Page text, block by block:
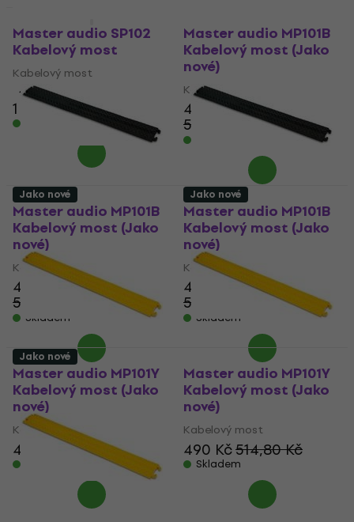
Master audio SP102
Kabelový most
Kabelový most
4/5
1 400 Kč
Master audio MP101B
Kabelový most (Jako
nové)
Kabelový most
453 Kč
540,54 Kč
- 16 %
Master audio MP101B
Kabelový most (Jako
nové)
Kabelový most
453 Kč
540,54 Kč
- 16 %
Skladem
Master audio MP101B
Kabelový most (Jako
nové)
Kabelový most
453 Kč
540,54 Kč
- 16 %
Skladem
Jako nové
Master audio MP101Y
Kabelový most (Jako
nové)
Kabelový most
490 Kč 514,80 Kč
Jako nové
Master audio MP101Y
Kabelový most (Jako
nové)
Kabelový most
490 Kč514,80 Kč
Skladem
Jako nové